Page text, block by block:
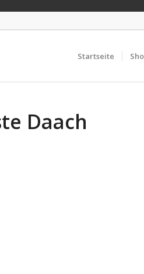
Startseite
Daach